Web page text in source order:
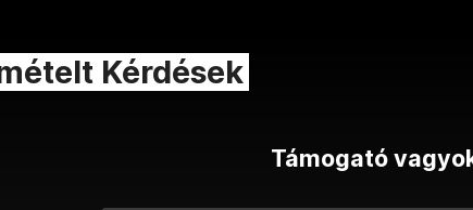
Kérdések
Támogató